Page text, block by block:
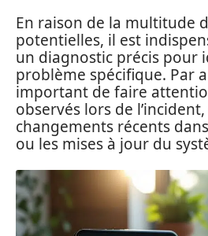
En raison de la multitude
potentielles, il est
un diagnostic précis pour
problème spécifique. Par
important de faire
observés lors de
changements récents
ou les mises à jour du